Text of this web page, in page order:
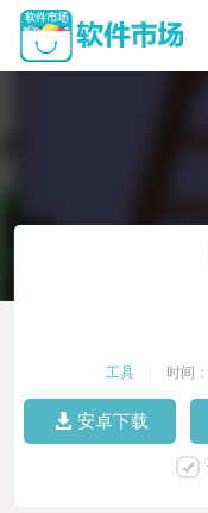
工具 时间
安卓下载